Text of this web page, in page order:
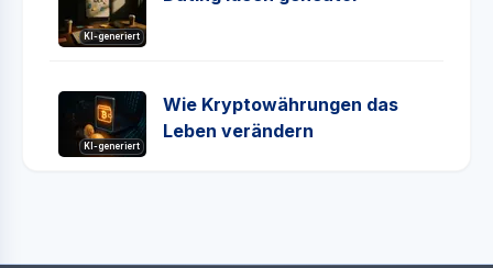
KI-generiert
KI-generiert
Wie Kryptowährungen das
Leben verändern